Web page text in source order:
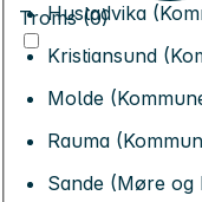
Hustadvika
Kristiansund
Molde
Rauma
Sande (Møre og
Troms (0)